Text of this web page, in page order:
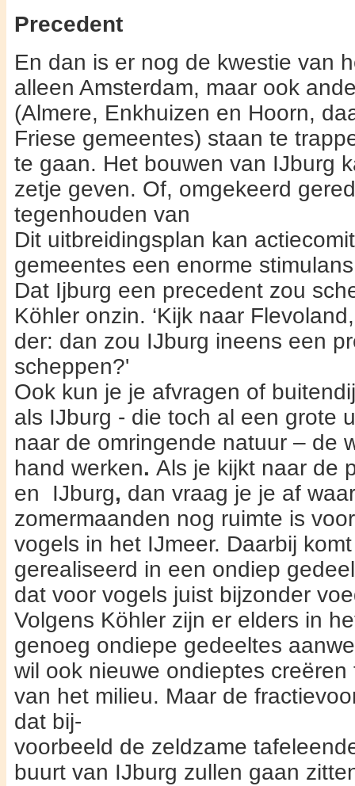
Precedent
En dan is er nog de kwestie van
alleen Amsterdam, maar ook
(Almere, Enkhuizen en Hoorn,
Friese gemeentes) staan te
te gaan. Het bouwen van IJburg
zetje geven. Of, omgekeerd
tegenhouden van
Dit uitbreidingsplan kan
gemeentes een enorme
Dat Ijburg een precedent zou
Köhler onzin. ‘Kijk naar
der: dan zou IJburg ineens een
scheppen?'
Ook kun je je afvragen of
als IJburg - die toch al een grote
naar de omringende natuur – de
hand werken. Als je kijkt naar de
en IJburg, dan vraag je je af
zomermaanden nog ruimte is
vogels in het IJmeer. Daarbij
gerealiseerd in een ondiep
dat voor vogels juist bijzonder
Volgens Köhler zijn er elders in
genoeg ondiepe gedeeltes
wil ook nieuwe ondieptes
van het milieu. Maar de
dat bij-
voorbeeld de zeldzame
buurt van IJburg zul­len gaan